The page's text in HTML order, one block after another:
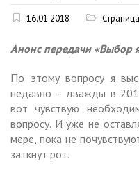
16.01.2018
Анонс передачи «Выбор
По этому вопросу я
недавно – дважды в
вот чувствую
вопросу. И уже не
мере, пока не
заткнут рот.